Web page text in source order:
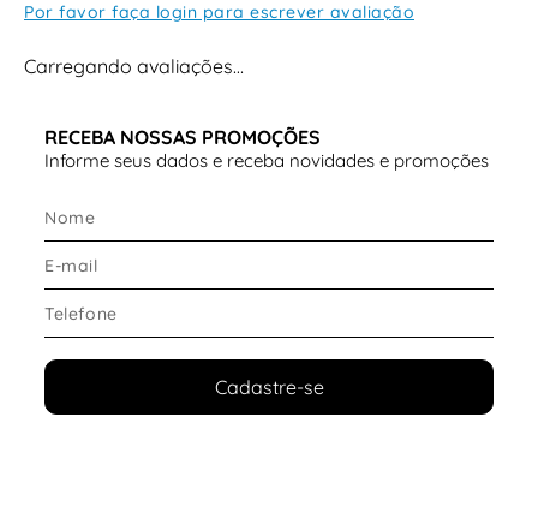
Por favor faça login para escrever avaliação
Carregando avaliações…
RECEBA NOSSAS PROMOÇÕES
Informe seus dados e receba novidades e promoções
Cadastre-se